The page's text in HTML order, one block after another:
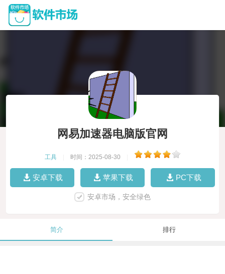
网易加速器电脑版官网
工具 时间：2025-08-30
安卓下载 苹果下载 PC下载
安卓市场，安全绿色
简介 排行